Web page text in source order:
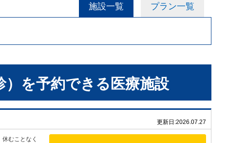
施設一覧 プラン一覧
を予約できる 医療施設
更新日:2026.07.27
むことなく